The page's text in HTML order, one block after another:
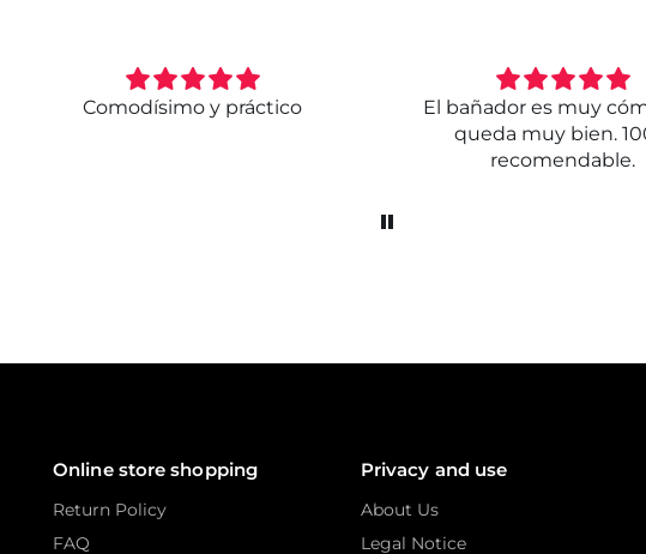
Comodísimo y práctico
El bañador es muy
queda muy bien.
recomendable.
Online store shopping
Return Policy
FAQ
Privacy and use
About Us
Legal Notice